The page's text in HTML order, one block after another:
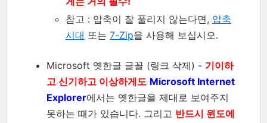
참고 : 압축이 잘 풀리지 않는다면, 압축
시대 또는 7-Zip을 사용해 보십시오.
Microsoft 옛한글 글꼴 (링크 삭제) - 기이하
고 신기하고 이상하게도 Microsoft Internet
Explorer에서는 옛한글을 제대로 보여주지
못하는 때가 있습니다. 그리고 반드시 윈도에